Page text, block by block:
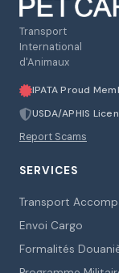
Transport
International
d'Animaux
IPATA Proud
USDA/APHIS
Report Scams
SERVICES
Transport
Envoi Cargo
Formalités